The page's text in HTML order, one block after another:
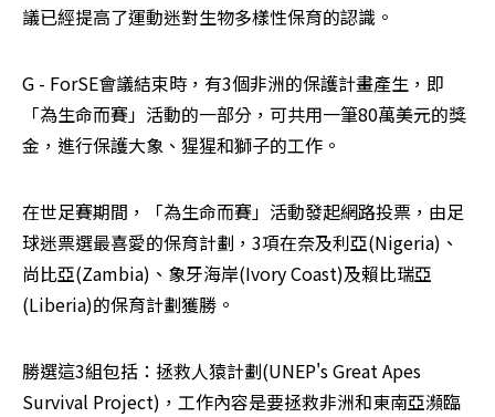
議已經提高了運動迷對生物多樣性保育的認識。
G - ForSE會議結束時，有3個非洲的保護計畫產生，即
「為生命而賽」活動的一部分，可共用一筆80萬美元的獎
金，進行保護大象、猩猩和獅子的工作。
在世足賽期間，「為生命而賽」活動發起網路投票，由足
球迷票選最喜愛的保育計劃，3項在奈及利亞(Nigeria)、
尚比亞(Zambia)、象牙海岸(Ivory Coast)及賴比瑞亞
(Liberia)的保育計劃獲勝。
勝選這3組包括：拯救人猿計劃(UNEP's Great Apes
Survival Project)，工作內容是要拯救非洲和東南亞瀕臨